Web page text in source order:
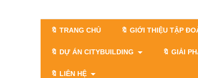
🔖 TRANG CHỦ 🔖 GIỚI THIỆU TẬP
🔖 DỰ ÁN CITYBUILDING 🔖 GIẢI
🔖 LIÊN HỆ